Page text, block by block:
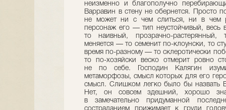
неизменно и благополучно
Варравин в стену не обернется. Просто
не может ни с чем слиться, ни в чем
персонаж его — тип неустойчивый, весь
то наивный, прозрачно-
меняется — то семенит по-клоунски, то
время по-разному — то склеротически
то по-хозяйски веско отмерит ровно
не по себе. Господин Калягин
метаморфозы, смысл которых для его
смысл. Слишком легко было бы назвать
Нет, он совсем здешний, хорошо
в замечательно придуманной